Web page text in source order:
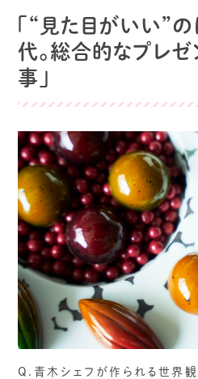
「“見た目がいい”
代。総合的なプレゼ
事」
Q.青木シェフが作られる世界観